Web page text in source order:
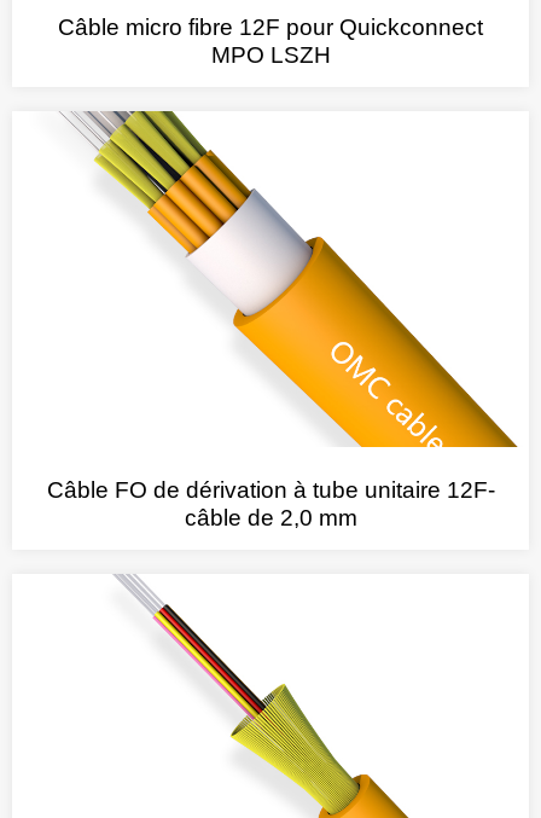
Câble micro fibre 12F pour Quickconnect
MPO LSZH
Câble FO de dérivation à tube unitaire 12F-
câble de 2,0 mm